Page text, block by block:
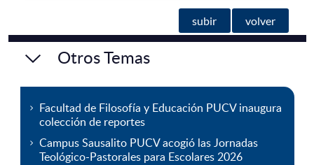
subir volver
Otros Temas
Facultad de Filosofía y Educación PUCV inaugura
colección de reportes
Campus Sausalito PUCV acogió las Jornadas
Teológico-Pastorales para Escolares 2026